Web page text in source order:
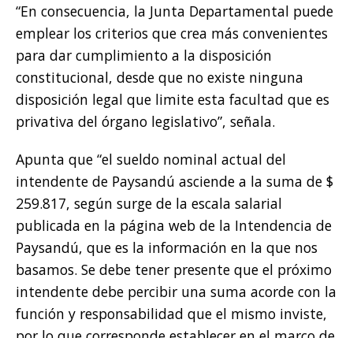
“En consecuencia, la Junta Departamental puede
emplear los criterios que crea más convenientes
para dar cumplimiento a la disposición
constitucional, desde que no existe ninguna
disposición legal que limite esta facultad que es
privativa del órgano legislativo”, señala.
Apunta que “el sueldo nominal actual del
intendente de Paysandú asciende a la suma de $
259.817, según surge de la escala salarial
publicada en la página web de la Intendencia de
Paysandú, que es la información en la que nos
basamos. Se debe tener presente que el próximo
intendente debe percibir una suma acorde con la
función y responsabilidad que el mismo inviste,